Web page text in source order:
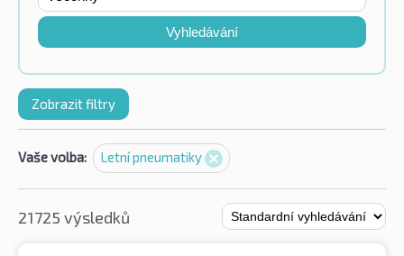
Vyhledávání
Zobrazit filtry
Vaše volba: Letní pneumatiky
21725 výsledků